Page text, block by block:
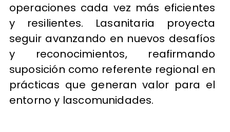
operaciones cada vez más eficientes
y resilientes. Lasanitaria proyecta
seguir avanzando en nuevos desafíos
y reconocimientos, reafirmando
suposición como referente regional en
prácticas que generan valor para el
entorno y lascomunidades.